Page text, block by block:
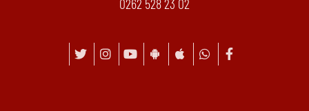
0262 528 23 02